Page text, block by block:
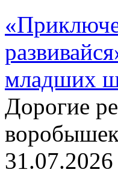
младших
Дорогие
воробышек
31.07.2026